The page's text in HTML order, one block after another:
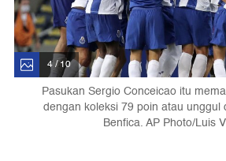
4 / 10
Pasukan Sergio Conceicao itu
dengan koleksi 79 poin atau unggul
Benfica. AP Photo/Luis